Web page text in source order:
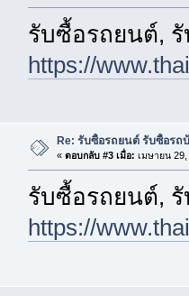
รับซื้อรถยนต์,
https://
Re: รับซื้อรถยนต์ รับซื้อรถ
« ตอบกลับ #3 เมื่อ: เมษายน
รับซื้อรถยนต์,
https://